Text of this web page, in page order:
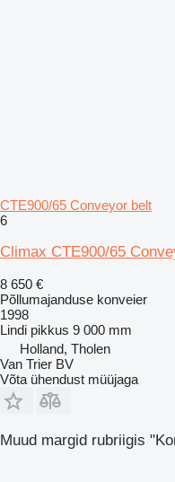
CTE900/65 Conveyor belt
6
Climax CTE900/65
8 650 €
Põllumajanduse konveier
1998
Lindi pikkus 9 000 mm
Holland, Tholen
Van Trier BV
Võta ühendust müüjaga
Muud margid rubriigis